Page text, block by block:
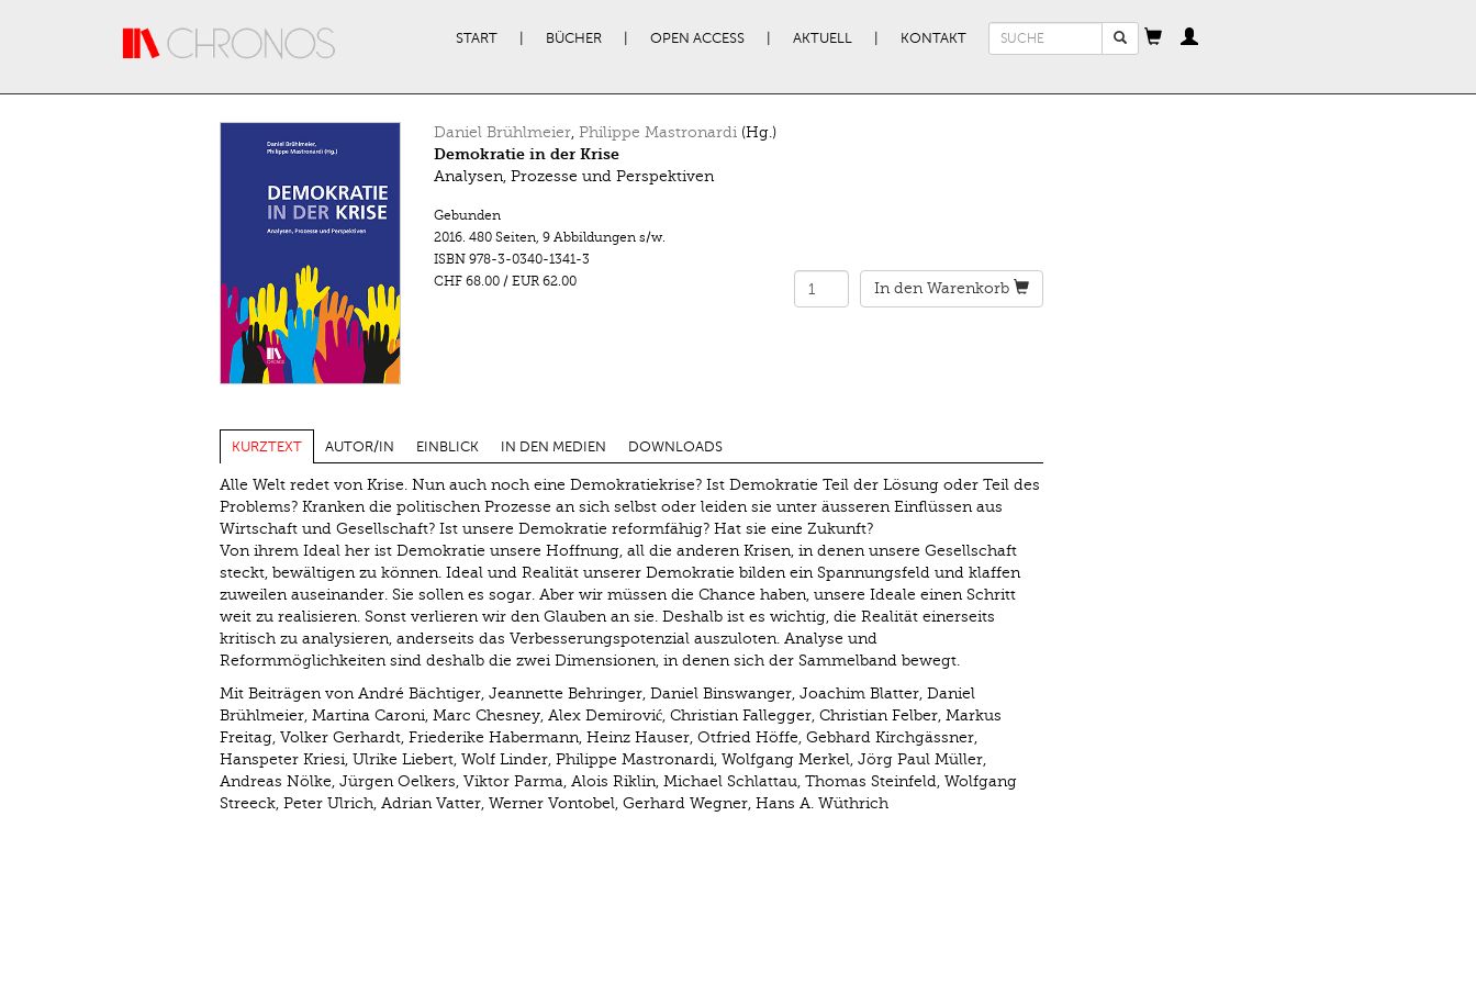
START BÜCHER OPEN ACCESS AKTUELL KONTAKT
Suchformular
Daniel Brühlmeier, Philippe Mastronardi(Hg.)
Demokratie in der Krise
Analysen, Prozesse und Perspektiven
Gebunden
2016. 480 Seiten, 9 Abbildungen s/w.
ISBN 978-3-0340-1341-3
CHF 68.00/ EUR 62.00 In den Warenkorb
KURZTEXT AUTOR/IN EINBLICK IN DEN MEDIEN DOWNLOADS
Alle Welt redet von Krise. Nun auch noch eine Demokratiekrise? Ist Demokratie Teil der Lösung oder Teil des
Problems? Kranken die politischen Prozesse an sich selbst oder leiden sie unter äusseren Einflüssen aus
Wirtschaft und Gesellschaft? Ist unsere Demokratie reformfähig? Hat sie eine Zukunft?
Von ihrem Ideal her ist Demokratie unsere Hoffnung, all die anderen Krisen, in denen unsere Gesellschaft
steckt, bewältigen zu können. Ideal und Realität unserer Demokratie bilden ein Spannungsfeld und klaffen
zuweilen auseinander. Sie sollen es sogar. Aber wir müssen die Chance haben, unsere Ideale einen Schritt
weit zu realisieren. Sonst verlieren wir den Glauben an sie. Deshalb ist es wichtig, die Realität einerseits
kritisch zu analysieren, anderseits das Verbesserungspotenzial auszuloten. Analyse und
Reformmöglichkeiten sind deshalb die zwei Dimensionen, in denen sich der Sammelband bewegt.
Mit Beiträgen von André Bächtiger, Jeannette Behringer, Daniel Binswanger, Joachim Blatter, Daniel
Brühlmeier, Martina Caroni, Marc Chesney, Alex Demirović, Christian Fallegger, Christian Felber, Markus
Freitag, Volker Gerhardt, Friederike Habermann, Heinz Hauser, Otfried Höffe, Gebhard Kirchgässner,
Hanspeter Kriesi, Ulrike Liebert, Wolf Linder, Philippe Mastronardi, Wolfgang Merkel, Jörg Paul Müller,
Andreas Nölke, Jürgen Oelkers, Viktor Parma, Alois Riklin, Michael Schlattau, Thomas Steinfeld, Wolfgang
Streeck, Peter Ulrich, Adrian Vatter, Werner Vontobel, Gerhard Wegner, Hans A. Wüthrich